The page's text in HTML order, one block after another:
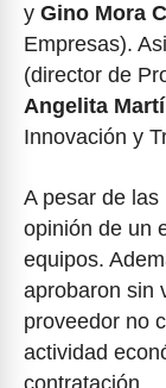
y Gino Mora
Empresas).
(director de
Angelita
Innovación y
A pesar de
opinión de un
equipos.
aprobaron sin
proveedor no
actividad